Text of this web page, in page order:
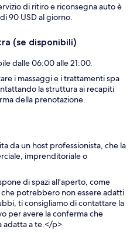
di ritiro e riconsegna auto è
90 USD al giorno.
(se disponibili)
dalle 06:00 alle 21:00.
i massaggi e i trattamenti spa
la struttura ai recapiti
della prenotazione.
da un host professionista, che la
imprenditoriale o
di spazi all'aperto, come
potrebbero non essere adatti
ti consigliamo di contattare la
per avere la conferma che
adatta a te.</p>